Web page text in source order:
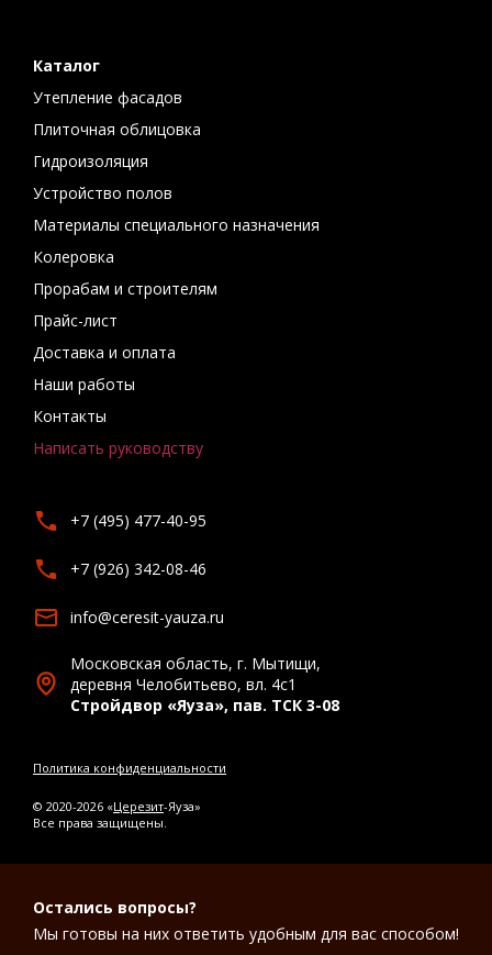
Каталог
Утепление фасадов
Плиточная облицовка
Гидроизоляция
Устройство полов
Материалы специального назначения
Колеровка
Прорабам и строителям
Прайс-лист
Доставка и оплата
Наши работы
Контакты
Написать руководству
+7 (495) 477-40-95
+7 (926) 342-08-46
info@ceresit-yauza.ru
Московская область, г. Мытищи,
деревня Челобитьево, вл. 4с1
Стройдвор «Яуза», пав. ТСК 3-08
Политика конфиденциальности
© 2020-2026 «Церезит-Яуза»
Все права защищены.
Остались вопросы?
Мы готовы на них ответить удобным для вас способом!